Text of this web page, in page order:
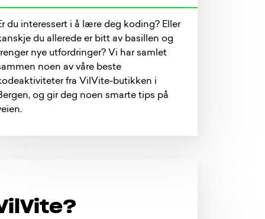
du interessert i å lære deg koding? Eller
du allerede er bitt av basillen og
nye utfordringer? Vi har samlet
noen av våre beste
fra VilVite-butikken i
og gir deg noen smarte tips på